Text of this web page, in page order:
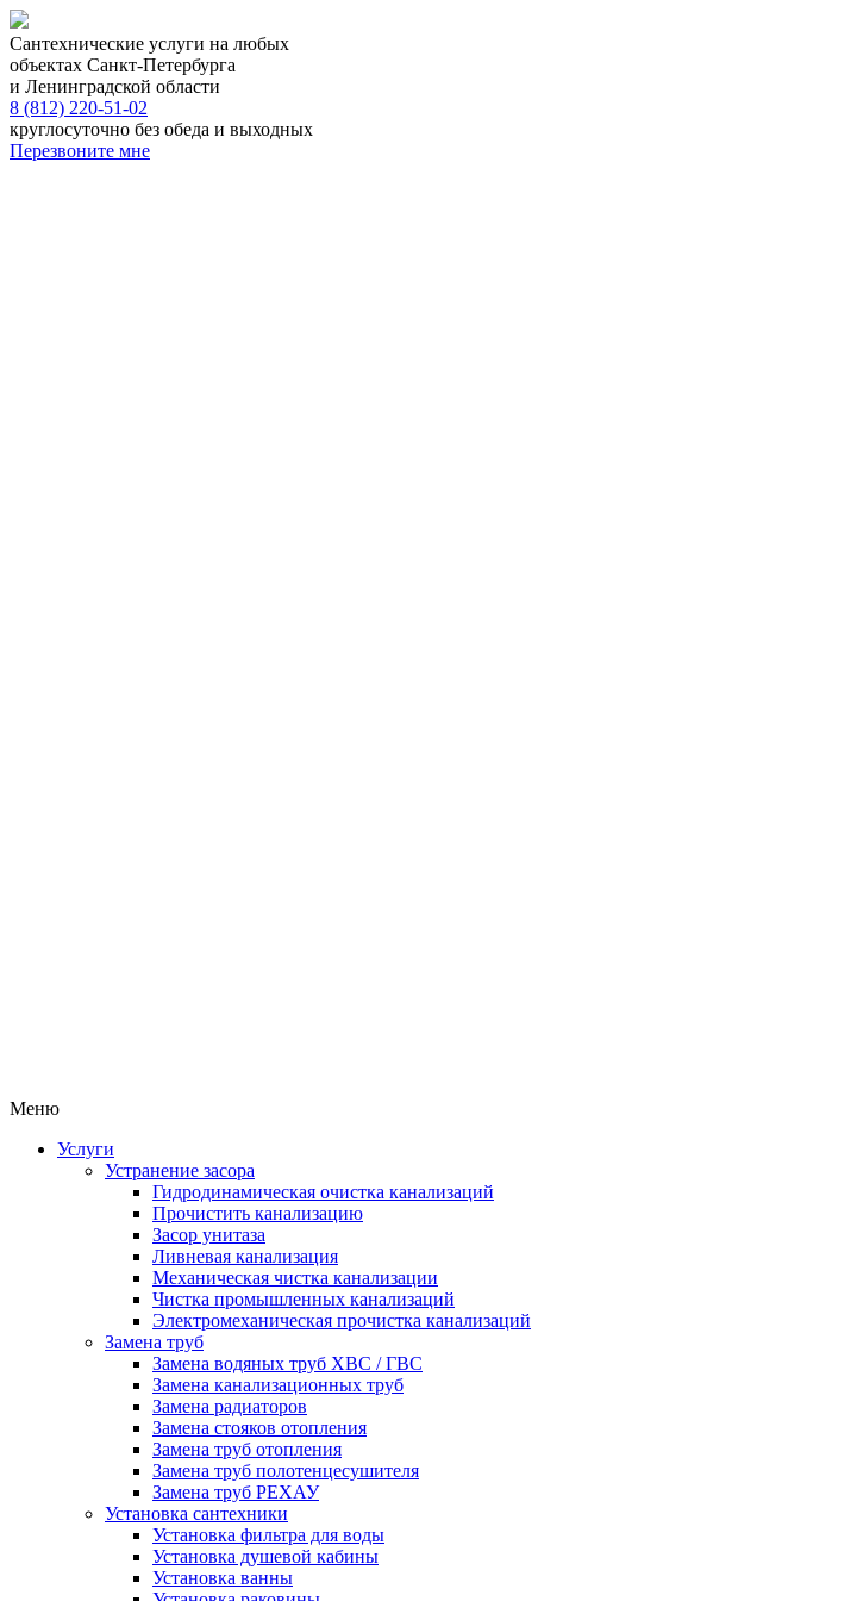
Сантехнические услуги на любых
объектах Санкт-Петербурга
и Ленинградской области
8 (812) 220-51-02
круглосуточно без обеда и выходных
Перезвоните мне
Меню
Услуги
Устранение засора
Гидродинамическая очистка канализаций
Прочистить канализацию
Засор унитаза
Ливневая канализация
Механическая чистка канализации
Чистка промышленных канализаций
Электромеханическая прочистка канализаций
Замена труб
Замена водяных труб ХВС / ГВС
Замена канализационных труб
Замена радиаторов
Замена стояков отопления
Замена труб отопления
Замена труб полотенцесушителя
Замена труб РЕХАУ
Установка сантехники
Установка фильтра для воды
Установка душевой кабины
Установка ванны